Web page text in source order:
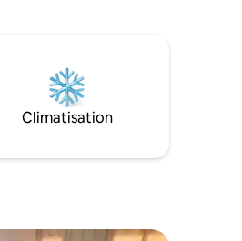
les nombreux sites
la region .Nous espérons
bientôt.
Climatisation